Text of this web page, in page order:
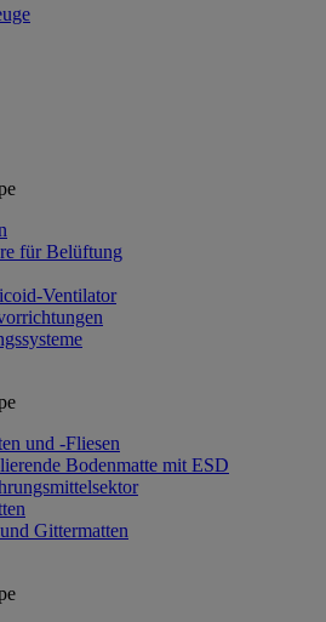
für Belüftung
Ventilator
und -Fliesen
Bodenmatte mit ESD
Gittermatten